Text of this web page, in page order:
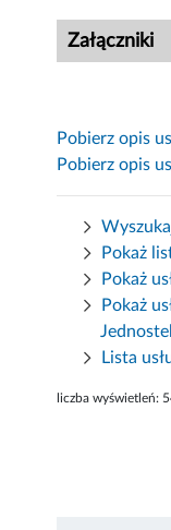
Załączniki
Pobierz opis
Pobierz opis
Pokaż
Pokaż
Pokaż
Lista
liczba wyświetleń: